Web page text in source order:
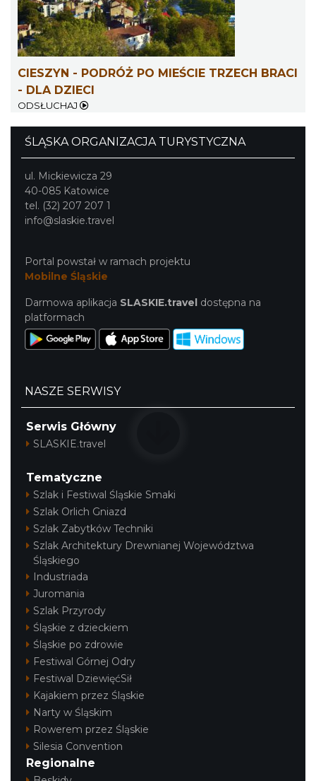
Cieszyn
2026-08-08
0.32 km
Patroni cieszyńskich ulic - wystawa
lecia Muzeum Drukarstwa w Cieszynie
0.34 km
Cieszyn
0.43 km
Cieszyn
0.43 km
CIESZYN - PODRÓŻ PO MIEŚCIE TRZECH BRACI
- DLA DZIECI
ODSŁUCHAJ
ŚLĄSKA ORGANIZACJA TURYSTYCZNA
ul. Mickiewicza 29
40-085 Katowice
tel. (32) 207 207 1
info@slaskie.travel
Portal powstał w ramach projektu
Mobilne Śląskie
Darmowa aplikacja SLASKIE.travel dostępna na
platformach
NASZE SERWISY
Serwis Główny
SLASKIE.travel
Tematyczne
Szlak i Festiwal Śląskie Smaki
Szlak Orlich Gniazd
Szlak Zabytków Techniki
Szlak Architektury Drewnianej Województwa
Śląskiego
Industriada
Juromania
Szlak Przyrody
Śląskie z dzieckiem
Śląskie po zdrowie
Festiwal Górnej Odry
Festiwal DziewięćSił
Kajakiem przez Śląskie
Narty w Śląskim
Rowerem przez Śląskie
Silesia Convention
Regionalne